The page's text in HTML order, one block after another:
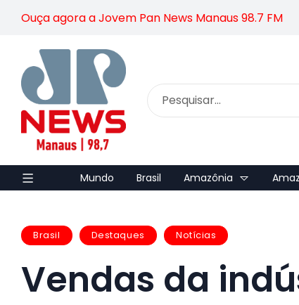
Ouça agora a Jovem Pan News Manaus 98.7 FM
Mundo Brasil Amazônia
Brasil Destaques Notícias
Vendas da